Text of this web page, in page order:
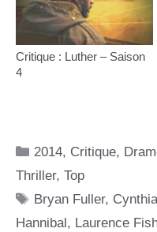
Critique : Luther – Saison
4
Catégories
2014, Critique,
Thriller, Top
Étiquettes
Bryan Fuller,
Hannibal , Laurence